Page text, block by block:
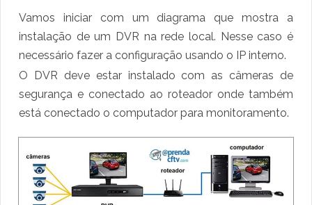
Vamos iniciar com um diagrama que mostra a
instalação de um DVR na rede local. Nesse caso é
necessário fazer a configuração usando o IP interno.
O DVR deve estar instalado com as câmeras de
segurança e conectado ao roteador onde também
está conectado o computador para monitoramento.